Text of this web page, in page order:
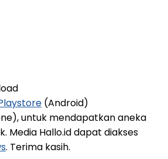
(Android)
untuk mendapatkan aneka
Media Hallo.id dapat diakses
. Terima kasih.